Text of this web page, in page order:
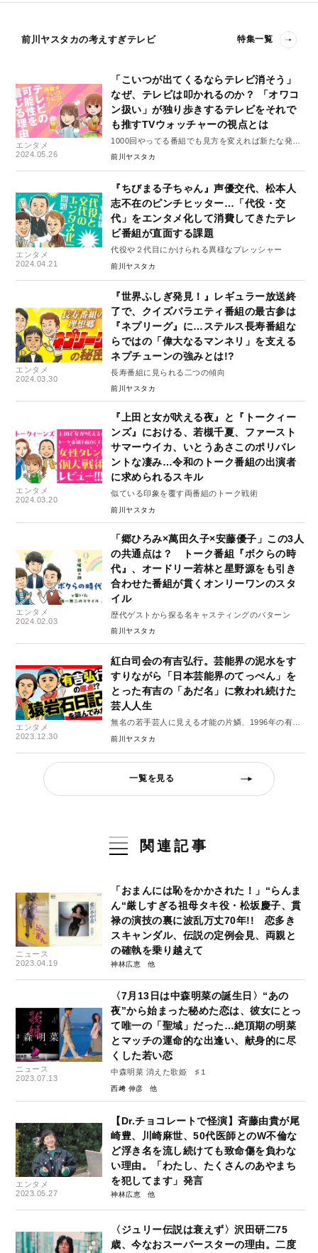
前川ヤスタカの考えすぎテレビ 特集一覧
エンタメ
2024.05.26
「こいつが出てくるならテレビ消そう」
なぜ、テレビは叩かれるのか？ 「オワコ
ン扱い」が独り歩きするテレビをそれで
も推すTVウォッチャーの視点とは
1000回やってる番組でも見方を変えれば新たな発見
が!?
前川ヤスタカ
エンタメ
2024.04.21
『ちびまる子ちゃん』声優交代、松本人
志不在のピンチヒッター…「代役・交
代」をエンタメ化して消費してきたテレ
ビ番組が直面する課題
代役や２代目にかけられる異様なプレッシャー
前川ヤスタカ
エンタメ
2024.03.30
『世界ふしぎ発見！』レギュラー放送終
了で、クイズバラエティ番組の最古参は
『ネプリーグ』に…ステルス長寿番組な
らではの「偉大なるマンネリ」を支える
ネプチューンの強みとは!?
長寿番組に見られる二つの傾向
前川ヤスタカ
エンタメ
2024.03.20
『上田と女が吠える夜』と『トークィー
ンズ』における、若槻千夏、ファースト
サマーウイカ、いとうあさこのポリバレ
ントな凄み…令和のトーク番組の出演者
に求められるスキル
似ている印象を覆す両番組のトーク戦術
前川ヤスタカ
エンタメ
2024.02.03
「郷ひろみ×萬田久子×安藤優子」この3人
の共通点は？ トーク番組『ボクらの時
代』、オードリー若林と星野源をも引き
合わせた番組が貫くオンリーワンのスタ
イル
歴代ゲストから探る名キャスティングのパターン
前川ヤスタカ
エンタメ
2023.12.30
紅白司会の有吉弘行。芸能界の泥水をす
すりながら「日本芸能界のてっぺん」を
とった有吉の「あだ名」に救われ続けた
芸人人生
無名の若手芸人に見える才能の片鱗、1996年の有吉
弘行
前川ヤスタカ
一覧を見る
関連記事
ニュース
2023.04.19
「おまんには恥をかかされた！」“らんま
ん“厳しすぎる祖母タキ役・松坂慶子、貫
禄の演技の裏に波乱万丈70年!! 恋多き
スキャンダル、伝説の定例会見、両親と
の確執を乗り越えて
神林広恵
ニュース
2023.07.13
〈7月13日は中森明菜の誕生日〉“あの
夜”から始まった秘めた恋は、彼女にとっ
て唯一の「聖域」だった…絶頂期の明菜
とマッチの運命的な出逢い、献身的に尽
くした若い恋
中森明菜 消えた歌姫 ♯１
西﨑 伸彦
エンタメ
2023.05.27
【Dr.チョコレートで怪演】斉藤由貴が尾
崎豊、川崎麻世、50代医師とのW不倫な
ど浮き名を流し続けても致命傷を負わな
い理由。「わたし、たくさんのあやまち
を犯してます」発言
神林広恵
〈ジュリー伝説は衰えず〉沢田研二75
歳、今なおスーパースターの理由。二度